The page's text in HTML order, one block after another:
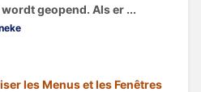
geopend. Als er ...
les Menus et les Fenêtres